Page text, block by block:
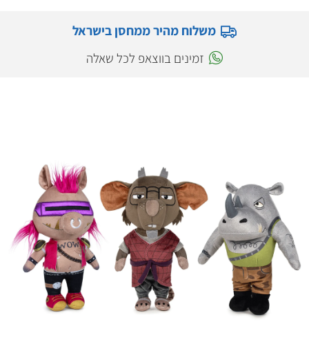
משלוח מהיר ממחסן בישראל
זמינים בווצאפ לכל שאלה